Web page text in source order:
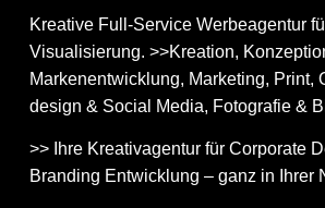
Kreative Full-Service Werbeagentur
Visualisierung. >>Kreation,
Markenentwicklung, Marketing, Print,
design & Social Media, Fotografie &
>> Ihre Kreativagentur für Corporate
Branding Entwicklung – ganz in Ihrer